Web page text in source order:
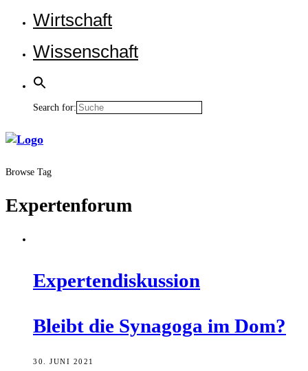
Wirt­schaft
Wis­sen­schaft
Search for:
Browse Tag
Expertenforum
Exper­ten­dis­kus­si­on
Bleibt die Syn­ago­ga im Dom?
30. JUNI 2021